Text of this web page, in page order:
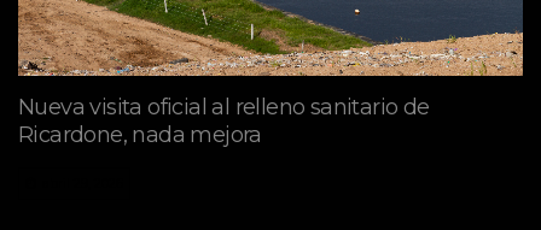
Nueva visita oficial al relleno sanitario de
Ricardone, nada mejora